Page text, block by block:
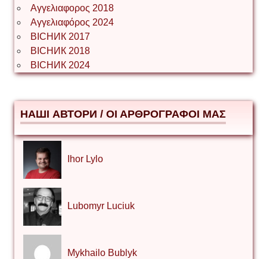
Αγγελιαφορος 2018
Αγγελιαφόρος 2024
ВІСНИК 2017
ВІСНИК 2018
ВІСНИК 2024
НАШІ АВТОРИ / ΟΙ ΑΡΘΡΟΓΡΑΦΟΙ ΜΑΣ
Ihor Lylo
Lubomyr Luciuk
Mykhailo Bublyk